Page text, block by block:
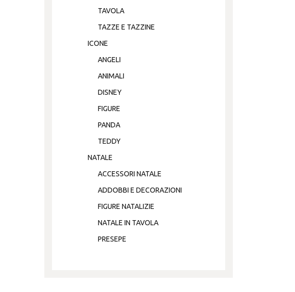
TAVOLA
TAZZE E TAZZINE
ICONE
ANGELI
ANIMALI
DISNEY
FIGURE
PANDA
TEDDY
NATALE
ACCESSORI NATALE
ADDOBBI E DECORAZIONI
FIGURE NATALIZIE
NATALE IN TAVOLA
PRESEPE